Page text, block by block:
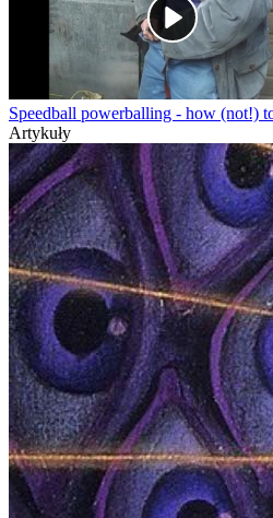
Speedball powerballing - how (not!)
Artykuły